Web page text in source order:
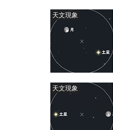
天文現象
天文現象